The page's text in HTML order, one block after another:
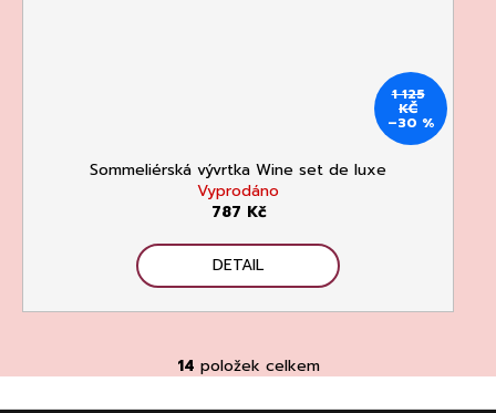
1 125
KČ
–30 %
Sommeliérská vývrtka Wine set de luxe
Vyprodáno
787 Kč
DETAIL
O
v
14 položek celkem